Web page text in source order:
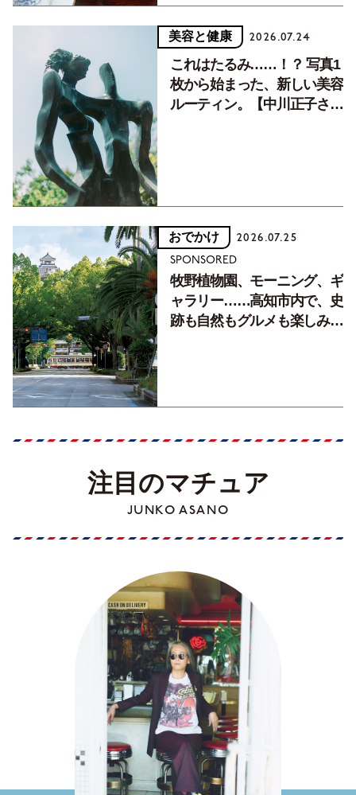
美容と健康 2026.07.24
これはたるみ……！？ 写真1
枚から始まった、新しい美容
ルーティン。【中川正子さん
おでかけ 2026.07.25
SPONSORED
牧野植物園、モーニング、ギ
ャラリー……高知市内で、史
跡も自然もグルメも楽しみ尽
注目のマチュア
JUNKO ASANO